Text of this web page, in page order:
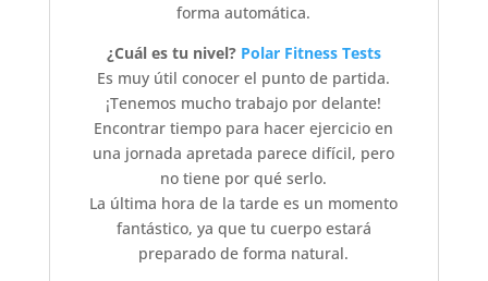
forma automática.
¿Cuál es tu nivel? Polar Fitness Tests
Es muy útil conocer el punto de partida.
¡Tenemos mucho trabajo por delante!
Encontrar tiempo para hacer ejercicio en
una jornada apretada parece difícil, pero
no tiene por qué serlo.
La última hora de la tarde es un momento
fantástico, ya que tu cuerpo estará
preparado de forma natural.